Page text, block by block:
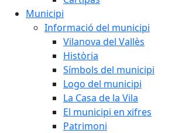
Municipi
Informació del municipi
Vilanova del Vallès
Història
Símbols del municipi
Logo del municipi
La Casa de la Vila
El municipi en xifres
Patrimoni